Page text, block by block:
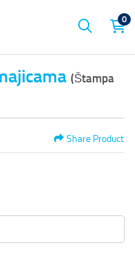
0
(Štampa
Share Product